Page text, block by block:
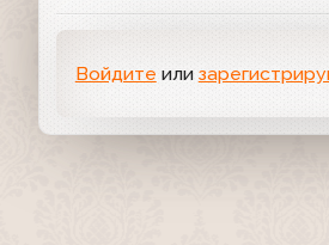
Войдите или